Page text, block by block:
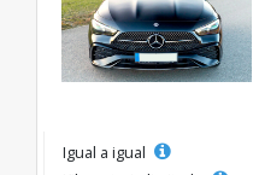
Igual a igual